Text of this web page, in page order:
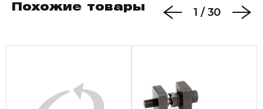
Похожие товары 1 / 30